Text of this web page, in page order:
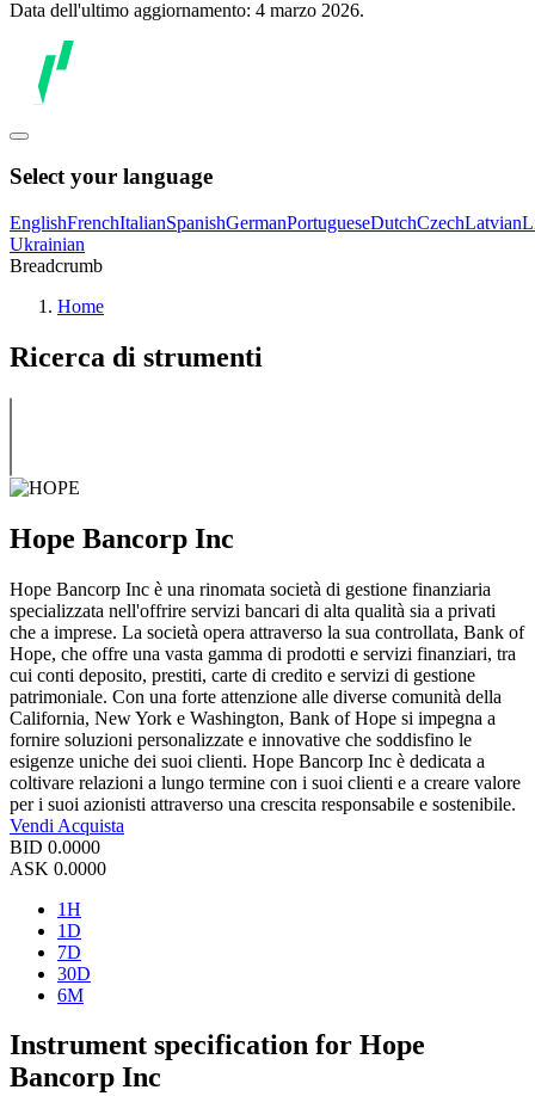
Data dell'ultimo aggiornamento: 4 marzo 2026.
Select your language
EnglishFrenchItalianSpanishGermanPortugueseDutchCzechLatvian
Ukrainian
Breadcrumb
Home
Ricerca di strumenti
Hope Bancorp Inc
Hope Bancorp Inc è una rinomata società di gestione finanziaria
specializzata nell'offrire servizi bancari di alta qualità sia a privati
che a imprese. La società opera attraverso la sua controllata, Bank of
Hope, che offre una vasta gamma di prodotti e servizi finanziari, tra
cui conti deposito, prestiti, carte di credito e servizi di gestione
patrimoniale. Con una forte attenzione alle diverse comunità della
California, New York e Washington, Bank of Hope si impegna a
fornire soluzioni personalizzate e innovative che soddisfino le
esigenze uniche dei suoi clienti. Hope Bancorp Inc è dedicata a
coltivare relazioni a lungo termine con i suoi clienti e a creare valore
per i suoi azionisti attraverso una crescita responsabile e sostenibile.
Vendi Acquista
BID 0.0000
ASK 0.0000
1H
1D
7D
30D
6M
Instrument specification for Hope
Bancorp Inc